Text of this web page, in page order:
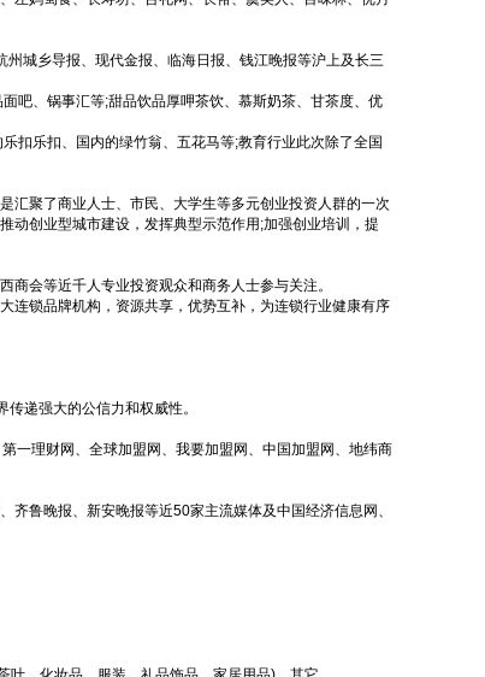
城乡导报、现代金报、临海日报、钱江晚报等沪上及长三
吧、锅事汇等;甜品饮品厚呷茶饮、慕斯奶茶、甘茶度、优
扣乐扣、国内的绿竹翁、五花马等;教育行业此次除了全国
汇聚了商业人士、市民、大学生等多元创业投资人群的一次
动创业型城市建设，发挥典型示范作用;加强创业培训，提
会等近千人专业投资观众和商务人士参与关注。
连锁品牌机构，资源共享，优势互补，为连锁行业健康有序
递强大的公信力和权威性。
一理财网、全球加盟网、我要加盟网、中国加盟网、地纬商
鲁晚报、新安晚报等近50家主流媒体及中国经济信息网、